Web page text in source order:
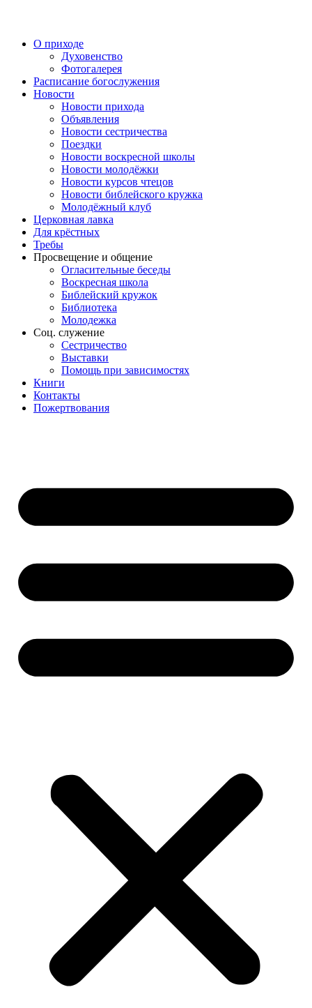
О приходе
Духовенство
Фотогалерея
Расписание богослужения
Новости
Новости прихода
Объявления
Новости сестричества
Поездки
Новости воскресной школы
Новости молодёжки
Новости курсов чтецов
Новости библейского кружка
Молодёжный клуб
Церковная лавка
Для крёстных
Требы
Просвещение и общение
Огласительные беседы
Воскресная школа
Библейский кружок
Библиотека
Молодежка
Соц. служение
Сестричество
Выставки
Помощь при зависимостях
Книги
Контакты
Пожертвования